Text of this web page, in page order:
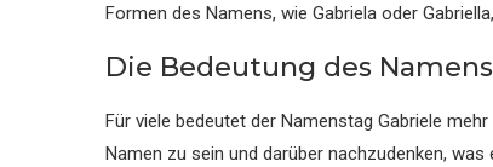
Formen des Namens, wie Gabriela oder
Die Bedeutung des
Für viele bedeutet der Namenstag Gabriele
Namen zu sein und darüber nachzudenken,